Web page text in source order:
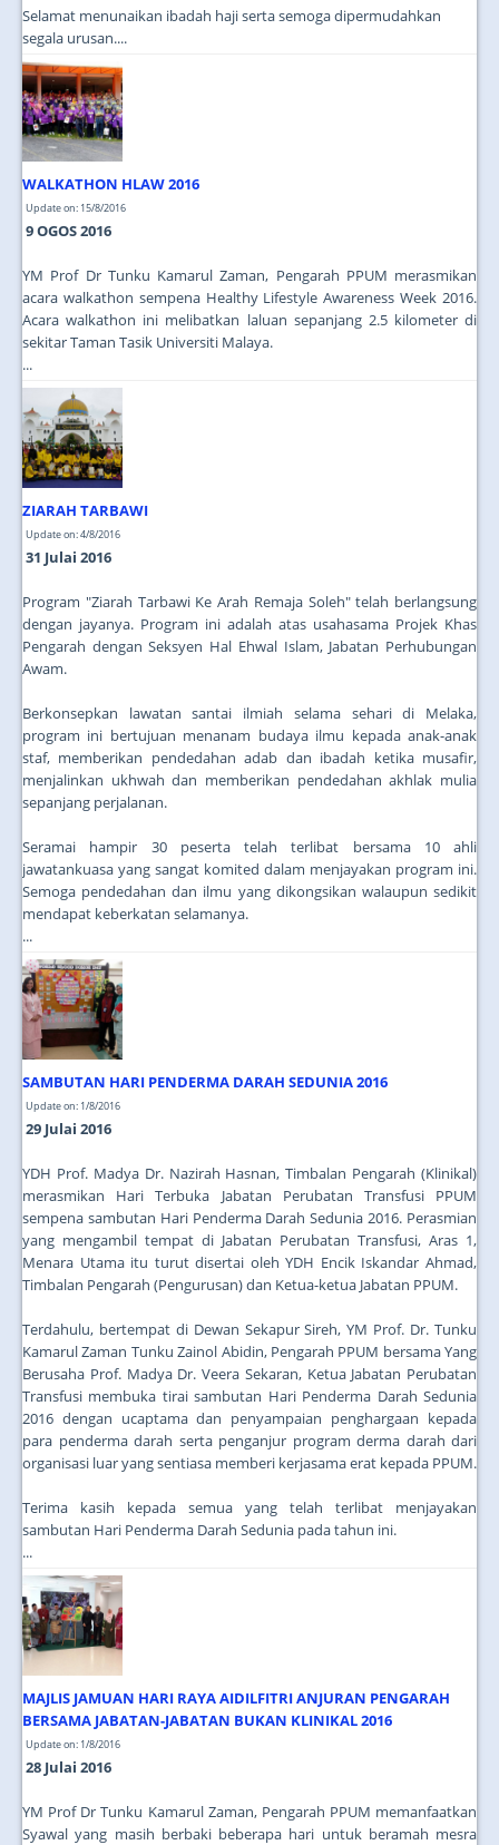
Selamat menunaikan ibadah haji serta semoga dipermudahkan
segala urusan....
WALKATHON HLAW 2016
Update on: 15/8/2016
9 OGOS 2016
YM Prof Dr Tunku Kamarul Zaman, Pengarah PPUM merasmikan
acara walkathon sempena Healthy Lifestyle Awareness Week 2016.
Acara walkathon ini melibatkan laluan sepanjang 2.5 kilometer di
sekitar Taman Tasik Universiti Malaya.
...
ZIARAH TARBAWI
Update on: 4/8/2016
31 Julai 2016
Program "Ziarah Tarbawi Ke Arah Remaja Soleh" telah berlangsung
dengan jayanya. Program ini adalah atas usahasama Projek Khas
Pengarah dengan Seksyen Hal Ehwal Islam, Jabatan Perhubungan
Awam.
Berkonsepkan lawatan santai ilmiah selama sehari di Melaka,
program ini bertujuan menanam budaya ilmu kepada anak-anak
staf, memberikan pendedahan adab dan ibadah ketika musafir,
menjalinkan ukhwah dan memberikan pendedahan akhlak mulia
sepanjang perjalanan.
Seramai hampir 30 peserta telah terlibat bersama 10 ahli
jawatankuasa yang sangat komited dalam menjayakan program ini.
Semoga pendedahan dan ilmu yang dikongsikan walaupun sedikit
mendapat keberkatan selamanya.
...
SAMBUTAN HARI PENDERMA DARAH SEDUNIA 2016
Update on: 1/8/2016
29 Julai 2016
YDH Prof. Madya Dr. Nazirah Hasnan, Timbalan Pengarah (Klinikal)
merasmikan Hari Terbuka Jabatan Perubatan Transfusi PPUM
sempena sambutan Hari Penderma Darah Sedunia 2016. Perasmian
yang mengambil tempat di Jabatan Perubatan Transfusi, Aras 1,
Menara Utama itu turut disertai oleh YDH Encik Iskandar Ahmad,
Timbalan Pengarah (Pengurusan) dan Ketua-ketua Jabatan PPUM.
Terdahulu, bertempat di Dewan Sekapur Sireh, YM Prof. Dr. Tunku
Kamarul Zaman Tunku Zainol Abidin, Pengarah PPUM bersama Yang
Berusaha Prof. Madya Dr. Veera Sekaran, Ketua Jabatan Perubatan
Transfusi membuka tirai sambutan Hari Penderma Darah Sedunia
2016 dengan ucaptama dan penyampaian penghargaan kepada
para penderma darah serta penganjur program derma darah dari
organisasi luar yang sentiasa memberi kerjasama erat kepada PPUM.
Terima kasih kepada semua yang telah terlibat menjayakan
sambutan Hari Penderma Darah Sedunia pada tahun ini.
...
MAJLIS JAMUAN HARI RAYA AIDILFITRI ANJURAN PENGARAH
BERSAMA JABATAN-JABATAN BUKAN KLINIKAL 2016
Update on: 1/8/2016
28 Julai 2016
YM Prof Dr Tunku Kamarul Zaman, Pengarah PPUM memanfaatkan
Syawal yang masih berbaki beberapa hari untuk beramah mesra